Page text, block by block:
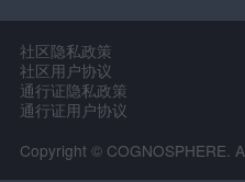
社区隐私政策
社区用户协议
通行证隐私政策
通行证用户协议
Copyright © COGNOSPHERE.